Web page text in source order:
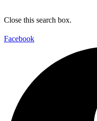
Close this search box.
Facebook